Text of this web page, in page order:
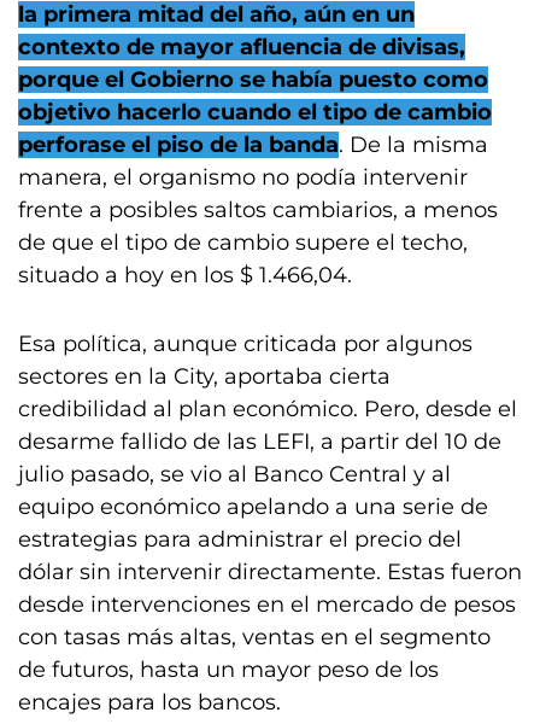
la primera mitad del año, aún en un
contexto de mayor afluencia de divisas,
porque el Gobierno se había puesto como
objetivo hacerlo cuando el tipo de cambio
perforase el piso de la banda. De la misma
manera, el organismo no podía intervenir
frente a posibles saltos cambiarios, a menos
de que el tipo de cambio supere el techo,
situado a hoy en los $ 1.466,04.
Esa política, aunque criticada por algunos
sectores en la City, aportaba cierta
credibilidad al plan económico. Pero, desde el
desarme fallido de las LEFI, a partir del 10 de
julio pasado, se vio al Banco Central y al
equipo económico apelando a una serie de
estrategias para administrar el precio del
dólar sin intervenir directamente. Estas fueron
desde intervenciones en el mercado de pesos
con tasas más altas, ventas en el segmento
de futuros, hasta un mayor peso de los
encajes para los bancos.